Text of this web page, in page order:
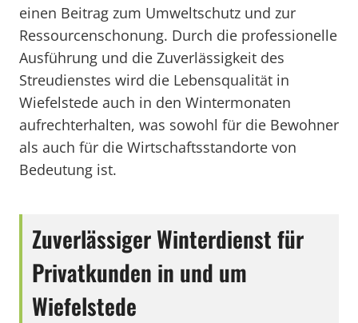
einen Beitrag zum Umweltschutz und zur
Ressourcenschonung. Durch die professionelle
Ausführung und die Zuverlässigkeit des
Streudienstes wird die Lebensqualität in
Wiefelstede auch in den Wintermonaten
aufrechterhalten, was sowohl für die Bewohner
als auch für die Wirtschaftsstandorte von
Bedeutung ist.
Zuverlässiger Winterdienst für
Privatkunden in und um
Wiefelstede